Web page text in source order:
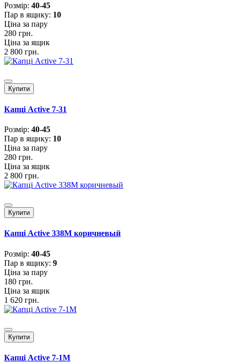
Розмiр: 40-45
Пар в ящику: 10
Ціна за пару
280 грн.
Ціна за ящик
2 800 грн.
Купити
Капці Active 7-31
Розмiр: 40-45
Пар в ящику: 10
Ціна за пару
280 грн.
Ціна за ящик
2 800 грн.
Купити
Капці Active 338M коричневый
Розмiр: 40-45
Пар в ящику: 9
Ціна за пару
180 грн.
Ціна за ящик
1 620 грн.
Купити
Капці Active 7-1M